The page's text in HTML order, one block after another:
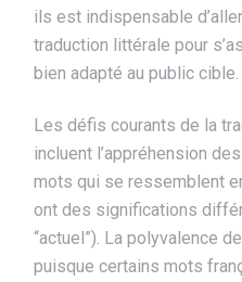
ils est indispensable
traduction littérale pour
bien adapté au public cible.
Les défis courants de la
incluent l’appréhension
mots qui se ressemblent
ont des significations
“actuel”). La polyvalence
puisque certains mots